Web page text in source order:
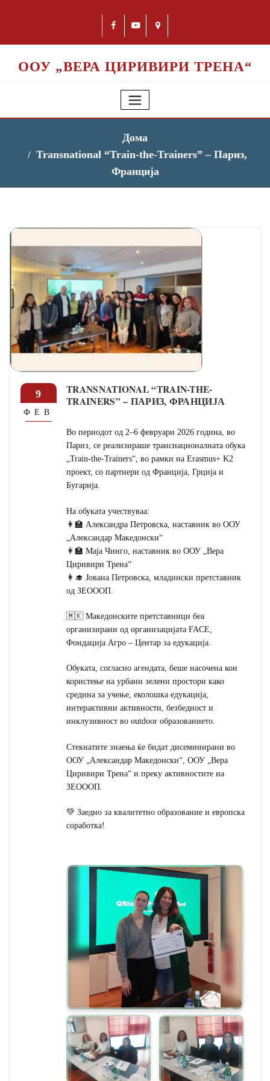
ООУ „ВЕРА ЦИРИВИРИ ТРЕНА“
Дома
Transnational “Train-the-Trainers” – Париз,
Франција
9
ФЕВ
TRANSNATIONAL “TRAIN-THE-
TRAINERS” – ПАРИЗ, ФРАНЦИЈА
Во периодот од 2–6 февруари 2026 година, во
Париз, се реализираше транснационалната обука
„Train-the-Trainers“, во рамки на Erasmus+ K2
проект, со партнери од Франција, Грција и
Бугарија.
На обуката учествуваа:
👩‍🏫 Александра Петровска, наставник во ООУ
„Александар Македонски“
👩‍🏫 Маја Чинго, наставник во ООУ „Вера
Циривири Трена“
👩‍🎓 Јована Петровска, младински претставник
од ЗЕОООП.
🇲🇰 Македонските претставници беа
организирани од организацијата FACE,
Фондација Агро – Центар за едукација.
Обуката, согласно агендата, беше насочена кон
користење на урбани зелени простори како
средина за учење, еколошка едукација,
интерактивни активности, безбедност и
инклузивност во outdoor образованието.
Стекнатите знаења ќе бидат дисеминирани во
ООУ „Александар Македонски“, ООУ „Вера
Циривири Трена“ и преку активностите на
ЗЕОООП.
💚 Заедно за квалитетно образование и европска
соработка!